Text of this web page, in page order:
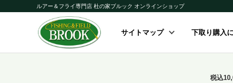
ルアー＆フライ専門店 杜の家ブルック オンラインショップ
サイトマップ 下取り購入
税込